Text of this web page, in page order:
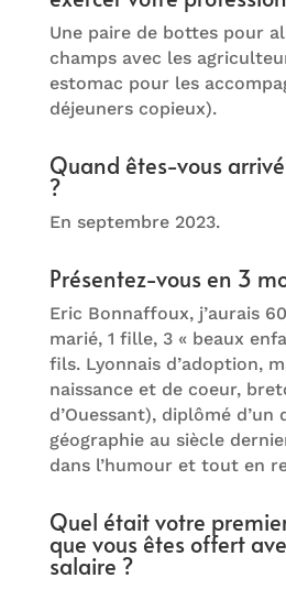
Une paire de bottes pour
champs avec les
estomac pour les
déjeuners copieux).
Quand êtes-vous
?
En septembre 2023.
Présentez-vous en 3
Eric Bonnaffoux, j’aurais
marié, 1 fille, 3 « beaux
fils. Lyonnais d’adoption,
naissance et de coeur,
d’Ouessant), diplômé
géographie au siècle
dans l’humour et tout en
Quel était votre
que vous êtes offert
salaire ?